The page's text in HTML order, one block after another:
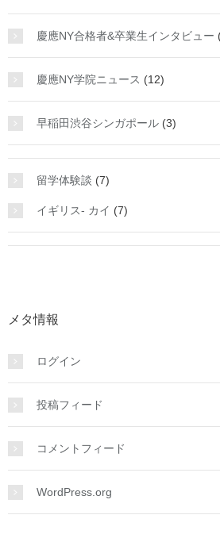
慶應NY合格者&卒業生インタビュー
慶應NY学院ニュース (12)
早稲田渋谷シンガポール (3)
留学体験談 (7)
イギリス- カイ (7)
メタ情報
ログイン
投稿フィード
コメントフィード
WordPress.org